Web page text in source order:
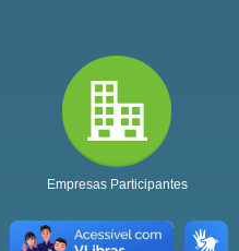
Empresas Participantes